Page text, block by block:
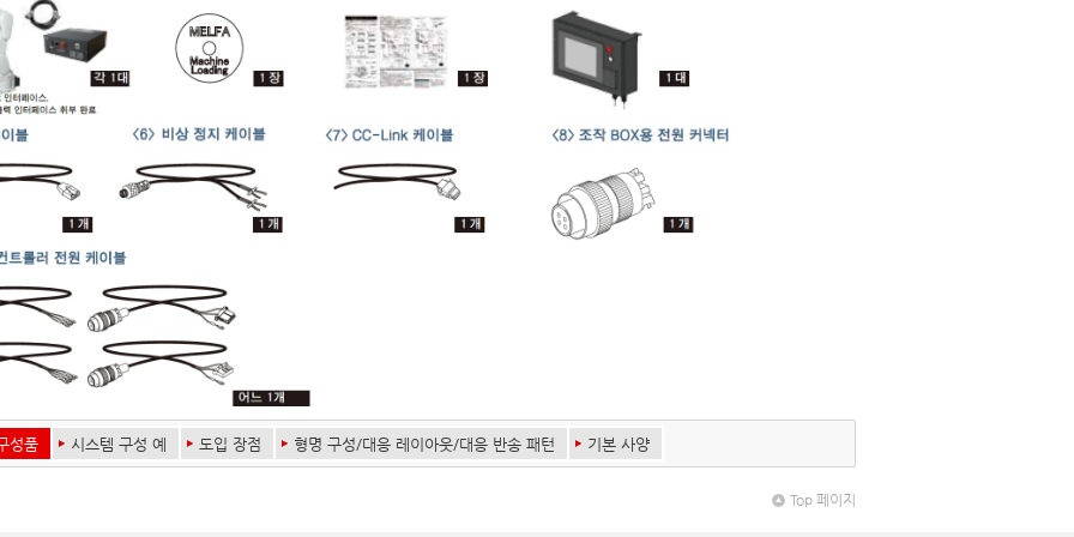
성품 시스템 구성 예 도입 장점 형명 구성/대응 레이아웃/대응 반송 패턴 기본 사양
Top 페이지